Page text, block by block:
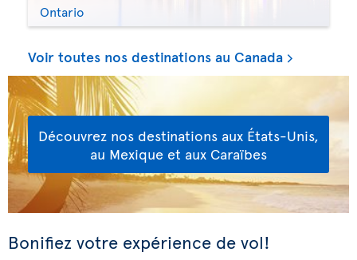
Ontario
Voir toutes nos destinations au Canada
Découvrez nos destinations aux États-Unis,
au Mexique et aux Caraïbes
Bonifiez votre expérience de vol!